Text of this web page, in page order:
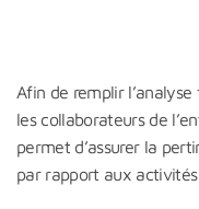
Afin de remplir
les collaborateurs de
permet d’assurer la
par rapport aux